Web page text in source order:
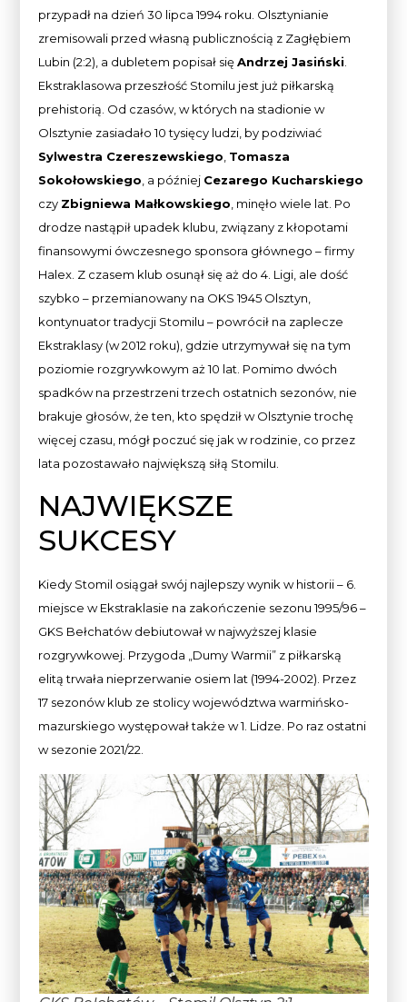
przypadł na dzień 30 lipca 1994 roku. Olsztynianie
zremisowali przed własną publicznością z Zagłębiem
Lubin (2:2), a dubletem popisał sięAndrzej Jasiński.
Ekstraklasowa przeszłość Stomilu jest już piłkarską
prehistorią. Od czasów, w których na stadionie w
Olsztynie zasiadało 10 tysięcy ludzi, by podziwiać
Sylwestra Czereszewskiego, Tomasza
Sokołowskiego, a później Cezarego Kucharskiego
czy Zbigniewa Małkowskiego, minęło wiele lat. Po
drodze nastąpił upadek klubu, związany z kłopotami
finansowymi ówczesnego sponsora głównego – firmy
Halex. Z czasem klub osunął się aż do 4. Ligi, ale dość
szybko – przemianowany na OKS 1945 Olsztyn,
kontynuator tradycji Stomilu – powrócił na zaplecze
Ekstraklasy (w 2012 roku), gdzie utrzymywał się na tym
poziomie rozgrywkowym aż 10 lat. Pomimo dwóch
spadków na przestrzeni trzech ostatnich sezonów, nie
brakuje głosów, że ten, kto spędził w Olsztynie trochę
więcej czasu, mógł poczuć się jak w rodzinie, co przez
lata pozostawało największą siłą Stomilu.
NAJWIĘKSZE
SUKCESY
Kiedy Stomil osiągał swój najlepszy wynik w historii – 6.
miejsce w Ekstraklasie na zakończenie sezonu 1995/96 –
GKS Bełchatów debiutował w najwyższej klasie
rozgrywkowej. Przygoda „Dumy Warmii” z piłkarską
elitą trwała nieprzerwanie osiem lat (1994-2002). Przez
17 sezonów klub ze stolicy województwa warmińsko-
mazurskiego występował także w 1. Lidze. Po raz ostatni
w sezonie 2021/22.